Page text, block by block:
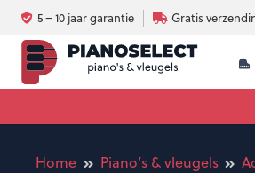
5 – 10 jaar garantie Gratis
Home Piano’s & vleugels